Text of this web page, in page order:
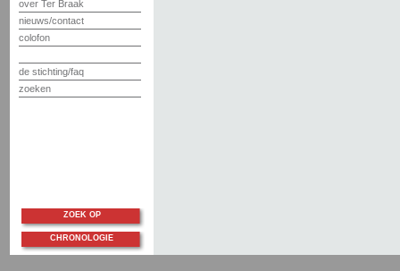
over Ter Braak
nieuws/contact
colofon
de stichting/faq
zoeken
ZOEK OP
CHRONOLOGIE